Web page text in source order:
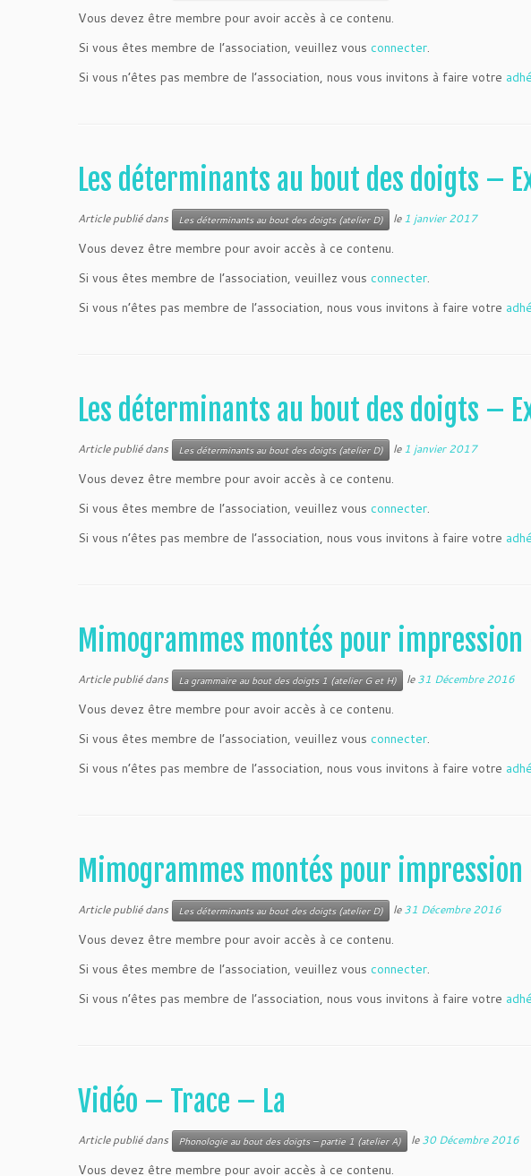
Vous devez être membre pour avoir accès à ce contenu.
Si vous êtes membre de l’association, veuillez vous connecter.
Si vous n’êtes pas membre de l’association, nous vous invitons à faire votre
Les déterminants au bout des doigts –
Article publié dans Les déterminants au bout des doigts (atelier D) le1 janvier 2017
Vous devez être membre pour avoir accès à ce contenu.
Si vous êtes membre de l’association, veuillez vous connecter.
Si vous n’êtes pas membre de l’association, nous vous invitons à faire votre
Les déterminants au bout des doigts –
Article publié dans Les déterminants au bout des doigts (atelier D) le1 janvier 2017
Vous devez être membre pour avoir accès à ce contenu.
Si vous êtes membre de l’association, veuillez vous connecter.
Si vous n’êtes pas membre de l’association, nous vous invitons à faire votre
Mimogrammes montés pour impression
Article publié dans La grammaire au bout des doigts 1 (atelier G et H) le31 Décembre 2016
Vous devez être membre pour avoir accès à ce contenu.
Si vous êtes membre de l’association, veuillez vous connecter.
Si vous n’êtes pas membre de l’association, nous vous invitons à faire votre
Mimogrammes montés pour
Article publié dans Les déterminants au bout des doigts (atelier D) le31 Décembre 2016
Vous devez être membre pour avoir accès à ce contenu.
Si vous êtes membre de l’association, veuillez vous connecter.
Si vous n’êtes pas membre de l’association, nous vous invitons à faire votre
Vidéo – Trace – La
Article publié dans Phonologie au bout des doigts – partie 1 (atelier A) le30 Décembre 2016
Vous devez être membre pour avoir accès à ce contenu.